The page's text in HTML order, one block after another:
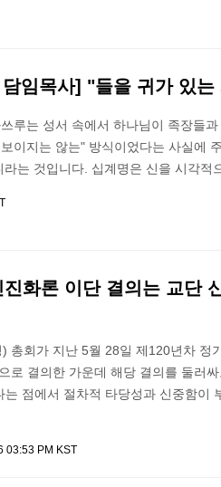
임목사] "들을 귀가 있는
루는 성서 속에서 하나님이 족장들
이지는 않는" 방식이었다는 사실에
는 것입니다. 십계명은 신을 시각
화론 이단 결의는 교단
총회가 지난 5월 28일 제120년차 정
로 결의한 가운데 해당 결의를 둘러
는 점에서 절차적 타당성과 신중함이
03:53 PM KST